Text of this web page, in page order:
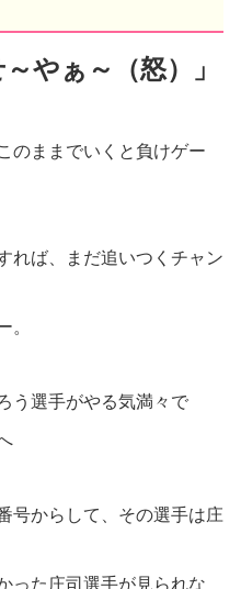
やぁ～（怒）」
のままでいくと負けゲー
れば、まだ追いつくチャン
。
う選手がやる気満々で
号からして、その選手は庄
った庄司選手が見られな